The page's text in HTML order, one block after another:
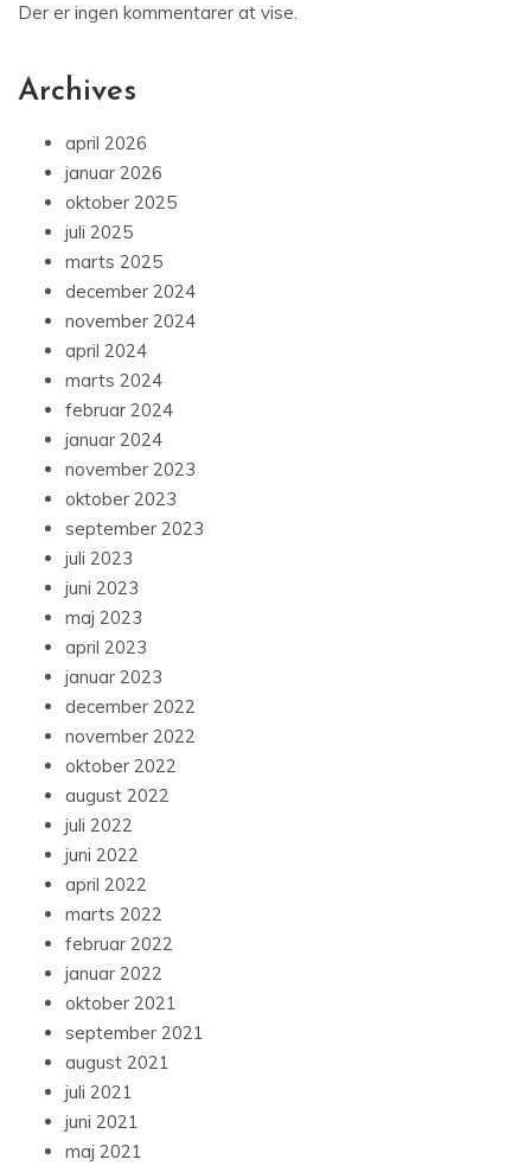
Der er ingen kommentarer at vise.
Archives
april 2026
januar 2026
oktober 2025
juli 2025
marts 2025
december 2024
november 2024
april 2024
marts 2024
februar 2024
januar 2024
november 2023
oktober 2023
september 2023
juli 2023
juni 2023
maj 2023
april 2023
januar 2023
december 2022
november 2022
oktober 2022
august 2022
juli 2022
juni 2022
april 2022
marts 2022
februar 2022
januar 2022
oktober 2021
september 2021
august 2021
juli 2021
juni 2021
maj 2021